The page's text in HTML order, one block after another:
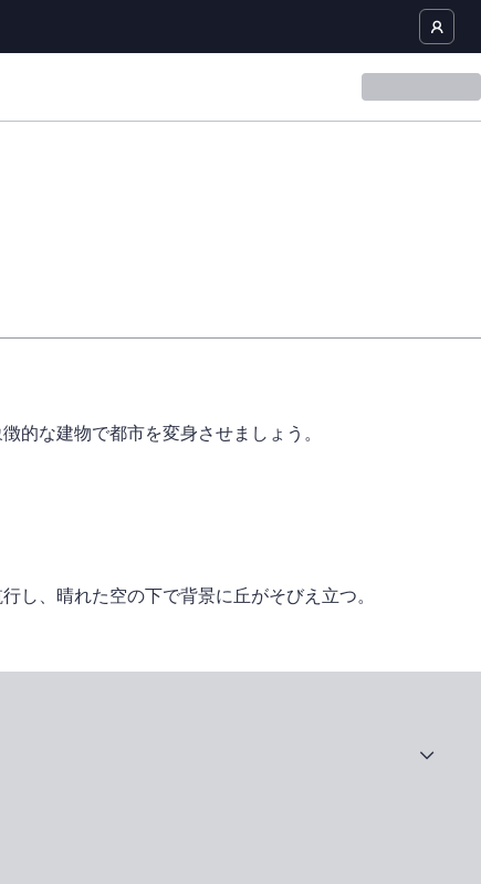
的な建物で都市を変身させましょう。